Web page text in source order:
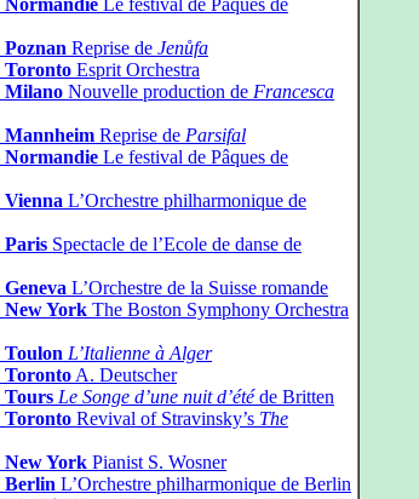
Normandie Le festival de Pâques de
Poznan Reprise de Jenůfa
Toronto Esprit Orchestra
Milano Nouvelle production de Francesca
Mannheim Reprise de Parsifal
Normandie Le festival de Pâques de
Vienna L’Orchestre philharmonique de
Paris Spectacle de l’Ecole de danse de
Geneva L’Orchestre de la Suisse romande
New York The Boston Symphony Orchestra
Toulon L’Italienne à Alger
Toronto A. Deutscher
Tours Le Songe d’une nuit d’étéde Britten
Toronto Revival of Stravinsky’s The
New York Pianist S. Wosner
Berlin L’Orchestre philharmonique de Berlin